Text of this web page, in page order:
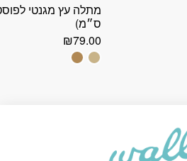
ס״מ)
₪79.00